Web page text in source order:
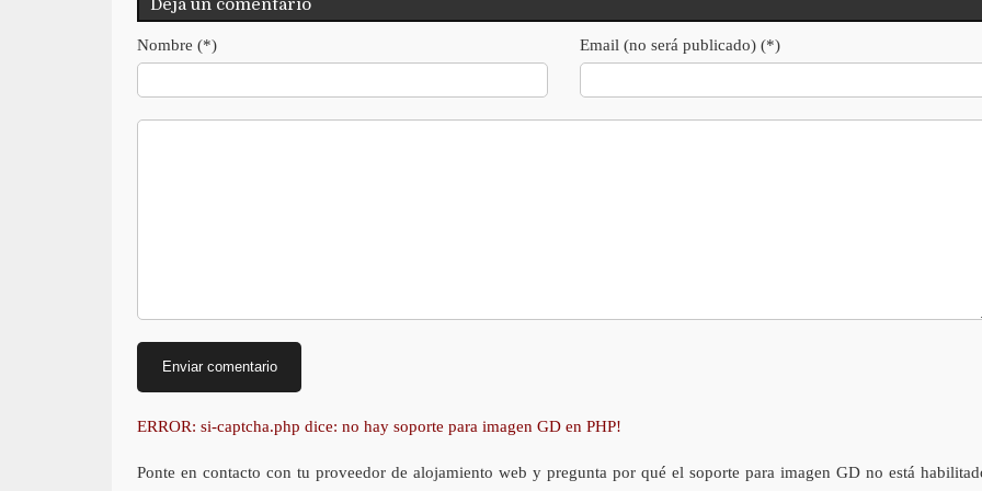
Deja un comentario
Nombre (*) Email (no será publicado) (*)
ERROR: si-captcha.php dice: no hay soporte para imagen GD en PHP!
Ponte en contacto con tu proveedor de alojamiento web y pregunta por qué el soporte para imagen GD no está